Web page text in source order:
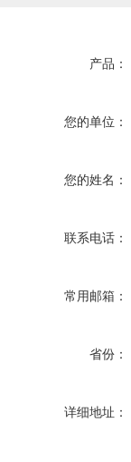
产品：
您的单位：
您的姓名：
联系电话：
常用邮箱：
省份：
详细地址：